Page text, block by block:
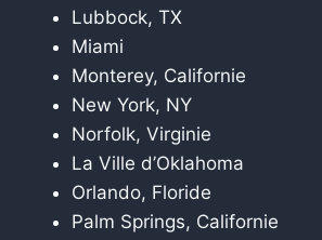
Lubbock, TX
Miami
Monterey, Californie
New York, NY
Norfolk, Virginie
La Ville d’Oklahoma
Orlando, Floride
Palm Springs, Californie